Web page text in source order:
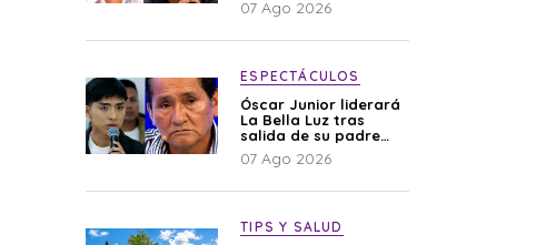
esposa: “Es una
07 Ago 2026
ESPECTÁCULOS
Óscar Junior liderará
La Bella Luz tras
salida de su padre
por polémica con
Naldy Saldaña
07 Ago 2026
TIPS Y SALUD